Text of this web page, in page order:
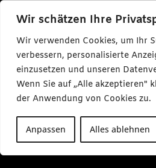
Wir schätzen Ihre
Wir verwenden Cookies, um Ihr
verbessern, personalisierte
einzusetzen und unseren
Wenn Sie auf „Alle akzeptieren"
der Anwendung von Cookies zu.
Anpassen Alles ablehnen